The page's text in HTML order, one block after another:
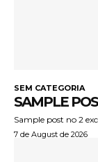
SEM CATEGORIA
SAMPLE
Sample post no 2
7 de August de 2026